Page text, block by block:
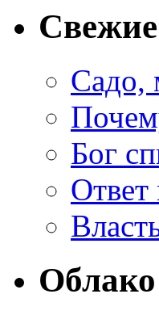
Садо,
Бог
Облако